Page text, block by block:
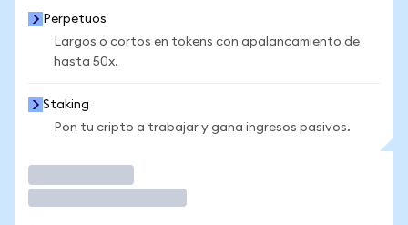
Perpetuos
Largos o cortos en tokens con apalancamiento de
hasta 50x.
Staking
Pon tu cripto a trabajar y gana ingresos pasivos.